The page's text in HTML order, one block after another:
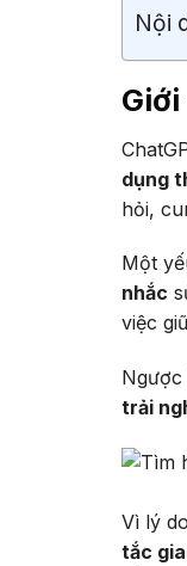
Nội
dụng
hỏi,
Một
nhắc
việc
trải
Vì lý
tắc